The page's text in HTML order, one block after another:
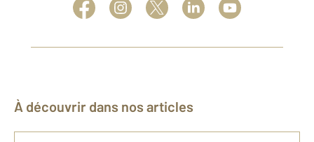
À découvrir dans nos articles